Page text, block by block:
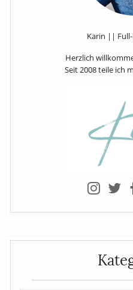
Karin ||
Herzlich
Seit 2008 teile ich